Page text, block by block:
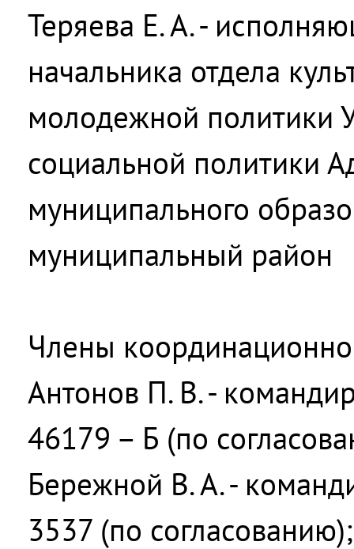
Теряева Е. А. -
начальника отдела
молодежной политики
социальной политики
муниципального
муниципальный район
Члены
Антонов П. В. -
46179 – Б (по
Бережной В. А. -
3537 (по согласованию);